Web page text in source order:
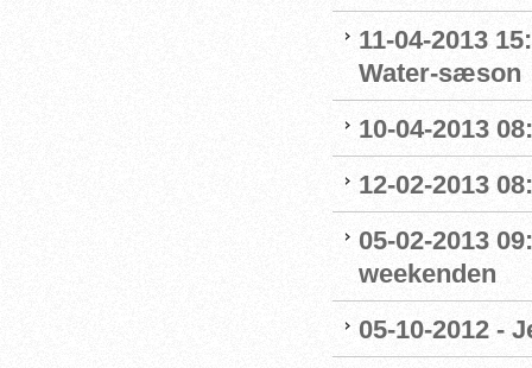
11-04-2013
Water-sæson
10-04-2013
12-02-2013
05-02-2013
weekenden
05-10-2012 -